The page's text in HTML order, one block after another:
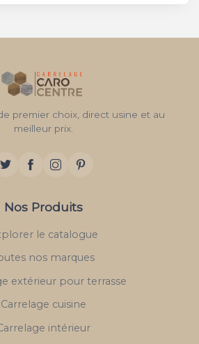
premier choix, direct usine et au
meilleur prix.
Nos Produits
le catalogue
nos marques
extérieur pour terrasse
Carrelage cuisine
intérieur